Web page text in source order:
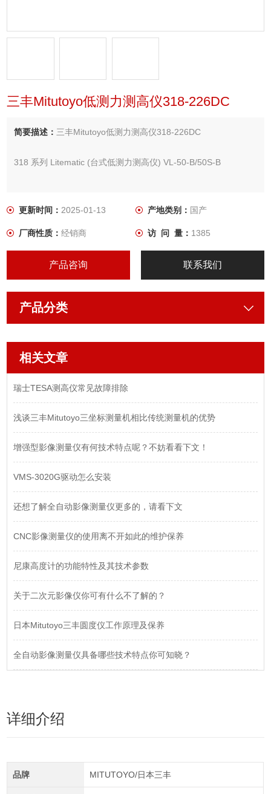
三丰Mitutoyo低测力测高仪318-226DC
简要描述： 三丰Mitutoyo低测力测高仪318-226DC
318 系列 Litematic (台式低测力测高仪) VL-50-B/50S-B
易变形工件和高精度零件。
• 通过使用 Litematic 特性，0.15N 和 1N 型能够以特定测量力 进
行测量，而 0.01N 型适用于测量易损工件。 *1:
更新时间：2025-01-13 产地类别： 国产
厂商性质：经销商 访 问 量： 1385
产品咨询 联系我们
产品分类
相关文章
瑞士TESA测高仪常见故障排除
浅谈三丰Mitutoyo三坐标测量机相比传统测量机的优势
增强型影像测量仪有何技术特点呢？不妨看看下文！
VMS-3020G驱动怎么安装
还想了解全自动影像测量仪更多的，请看下文
CNC影像测量仪的使用离不开如此的维护保养
尼康高度计的功能特性及其技术参数
关于二次元影像仪你可有什么不了解的？
日本Mitutoyo三丰圆度仪工作原理及保养
全自动影像测量仪具备哪些技术特点你可知晓？
详细介绍
品牌 MITUTOYO/日本三丰